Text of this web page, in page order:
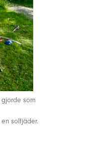
som
solfjäder.